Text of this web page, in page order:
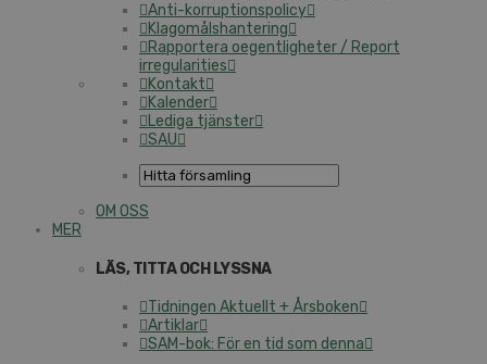
Anti-korruptionspolicy
Klagomålshantering
Rapportera oegentligheter / Report
irregularities
Kontakt
Kalender
Lediga tjänster
SAU
OM OSS
MER
LÄS, TITTA OCH LYSSNA
Tidningen Aktuellt + Årsboken
Artiklar
SAM-bok: För en tid som denna